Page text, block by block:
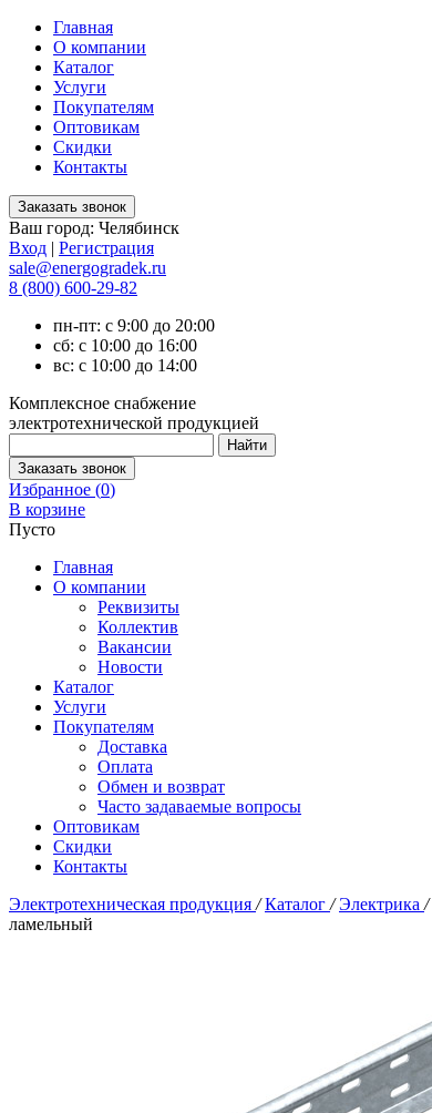
Главная
О компании
Каталог
Услуги
Покупателям
Оптовикам
Скидки
Контакты
Ваш город: Челябинск
Вход | Регистрация
sale@energogradek.ru
8 (800) 600-29-82
пн-пт: с 9:00 до 20:00
сб: с 10:00 до 16:00
вс: с 10:00 до 14:00
Комплексное снабжение
электротехнической продукцией
Избранное (0)
В корзине
Пусто
Главная
О компании
Реквизиты
Коллектив
Вакансии
Новости
Каталог
Услуги
Покупателям
Доставка
Оплата
Обмен и возврат
Часто задаваемые вопросы
Оптовикам
Скидки
Контакты
Электротехническая продукция / Каталог / Электрика /
ламельный